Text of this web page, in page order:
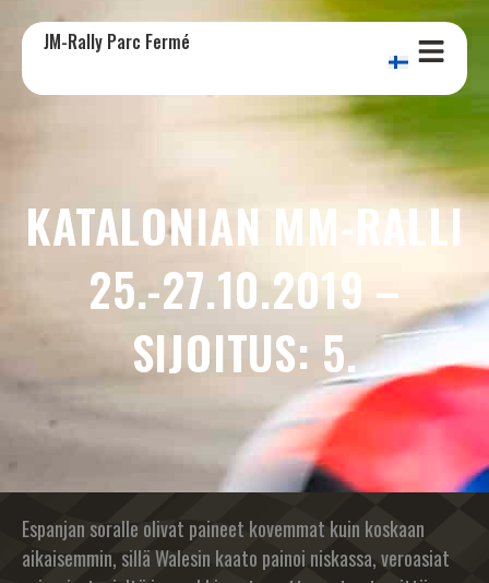
JM-Rally Parc Fermé
KATALONIAN MM-RALLI
25.-27.10.2019 –
SIJOITUS: 5.
Espanjan soralle olivat paineet kovemmat kuin koskaan
aikaisemmin, sillä Walesin kaato painoi niskassa, veroasiat